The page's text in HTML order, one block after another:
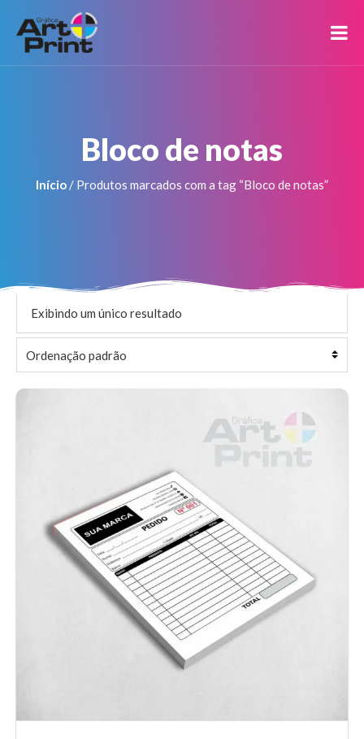
Bloco de notas
Início / Produtos marcados com a tag “Bloco de notas”
Exibindo um único resultado